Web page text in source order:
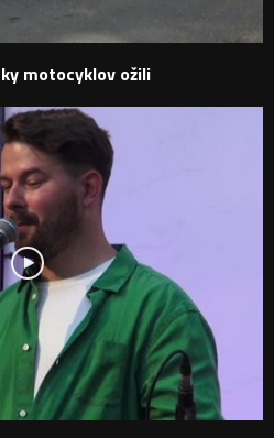
motocyklov ožili